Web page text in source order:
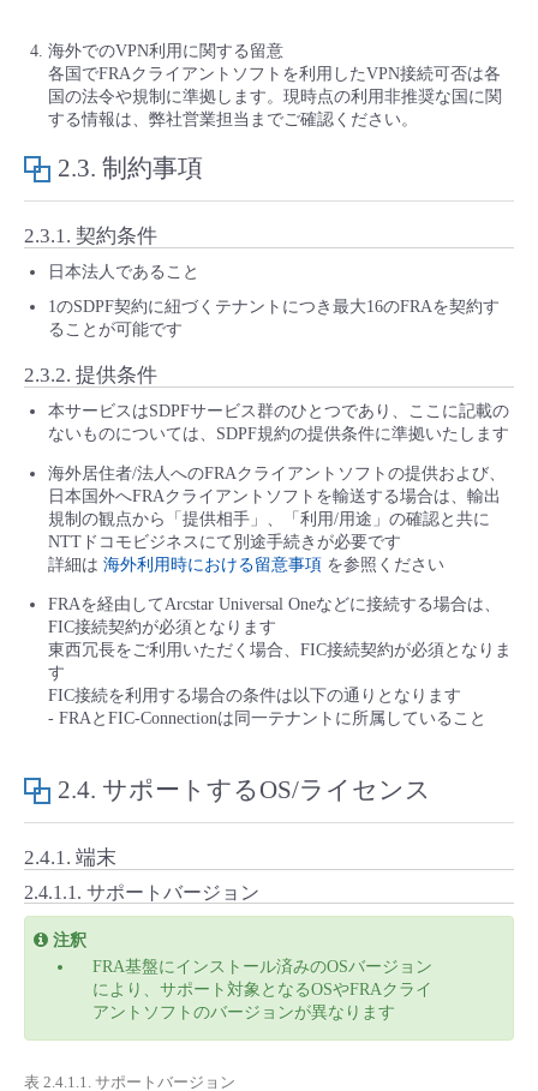
海外でのVPN利用に関する留意
各国でFRAクライアントソフトを利用したVPN接続可否は各
国の法令や規制に準拠します。現時点の利用非推奨な国に関
する情報は、弊社営業担当までご確認ください。
2.3. 制約事項
2.3.1. 契約条件
日本法人であること
1のSDPF契約に紐づくテナントにつき最大16のFRAを契約す
ることが可能です
2.3.2. 提供条件
本サービスはSDPFサービス群のひとつであり、ここに記載の
ないものについては、SDPF規約の提供条件に準拠いたします
海外居住者/法人へのFRAクライアントソフトの提供および、
日本国外へFRAクライアントソフトを輸送する場合は、輸出
規制の観点から「提供相手」、「利用/用途」の確認と共に
NTTドコモビジネスにて別途手続きが必要です
詳細は 海外利用時における留意事項 を参照ください
FRAを経由してArcstar Universal Oneなどに接続する場合は、
FIC接続契約が必須となります
東西冗長をご利用いただく場合、FIC接続契約が必須となりま
す
FIC接続を利用する場合の条件は以下の通りとなります
- FRAとFIC-Connectionは同一テナントに所属していること
2.4. サポートするOS/ライセンス
2.4.1. 端末
2.4.1.1. サポートバージョン
注釈
FRA基盤にインストール済みのOSバージョン
により、サポート対象となるOSやFRAクライ
アントソフトのバージョンが異なります
表 2.4.1.1. サポートバージョン